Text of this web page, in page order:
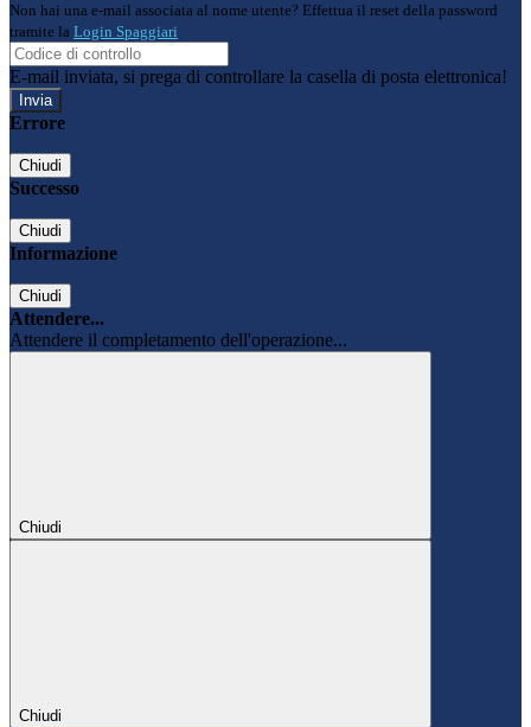
Non hai una e-mail associata al nome utente? Effettua il reset della password
tramite la Login Spaggiari
E-mail inviata, si prega di controllare la casella di posta elettronica!
Errore
Chiudi
Successo
Chiudi
Informazione
Chiudi
Attendere...
Attendere il completamento dell'operazione...
Chiudi
Chiudi